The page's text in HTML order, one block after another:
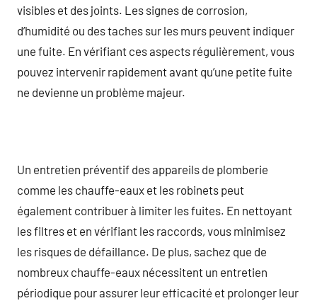
visibles et des joints. Les signes de corrosion,
d’humidité ou des taches sur les murs peuvent indiquer
une fuite. En vérifiant ces aspects régulièrement, vous
pouvez intervenir rapidement avant qu’une petite fuite
ne devienne un problème majeur.
Un entretien préventif des appareils de plomberie
comme les chauffe-eaux et les robinets peut
également contribuer à limiter les fuites. En nettoyant
les filtres et en vérifiant les raccords, vous minimisez
les risques de défaillance. De plus, sachez que de
nombreux chauffe-eaux nécessitent un entretien
périodique pour assurer leur efficacité et prolonger leur